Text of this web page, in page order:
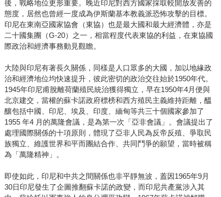
後，戰略地位更形重要。晚近印尼對西方國家採取較開放友善的
態度，居然也曾經一度成為伊斯蘭基本教義派恐怖攻擊的目標。
印尼在東南亞國家協會（東協）也是最大國和最大經濟體，亦是
二十國集團（G-20）之一，相當程度代表東協的利益，在東協國
際政治和經濟事務動見觀瞻。
大陸與印尼有著長久關係，同樣是人口眾多的大國，加以地緣政
治和經濟地位均快速提升，彼此密切的政治交往始於1950年代。
1945年印尼甫脫離荷蘭殖民統治獲得獨立，早在1950年4月便與
北京建交，當權的蘇卡諾政府標榜和西方殖民主義維持距離，醞
釀包括中國、印尼、埃及、印度、緬甸等共三十個國家參加了
1955 年4 月的萬隆會議，是為第一次「亞非會議」。會議提出了
處理國際關係的十項原則，體現了亞非人民為反帝反殖、爭取民
族獨立、維護世界和平而團結合作、共同鬥爭的願望，當時被稱
為「萬隆精神」。
即使如此，印尼和中共之間關係也非平靜無波，蓋因1965年9月
30日印尼發生了企圖推翻蘇卡諾的政變，而印尼共產黨涉入其